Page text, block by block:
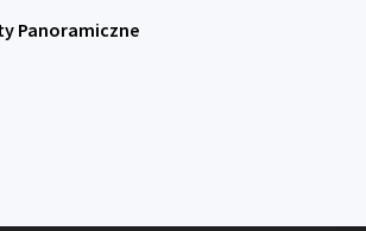
Panoramiczne